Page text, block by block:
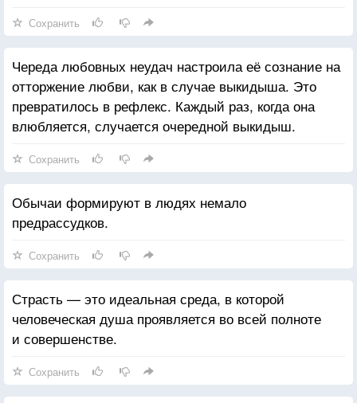
Сохранить
Череда любовных неудач настроила её сознание на
отторжение любви, как в случае выкидыша. Это
превратилось в рефлекс. Каждый раз, когда она
влюбляется, случается очередной выкидыш.
Сохранить
Обычаи формируют в людях немало
предрассудков.
Сохранить
Страсть — это идеальная среда, в которой
человеческая душа проявляется во всей полноте
и совершенстве.
Сохранить